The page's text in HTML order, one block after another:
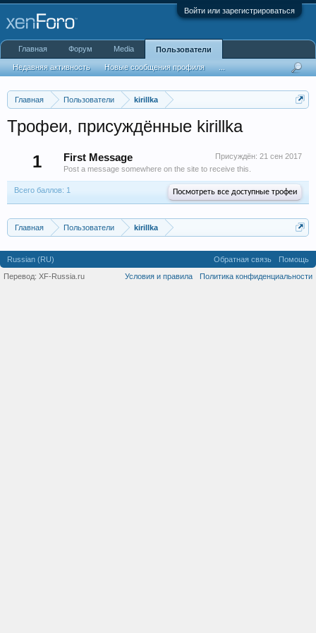
Войти или зарегистрироваться
Главная Пользователи kirillka
Трофеи, присуждённые kirillka
1
Присуждён: 21 сен 2017
First Message
Post a message somewhere on the site to receive this.
Всего баллов: 1 Посмотреть все доступные трофеи
Главная Пользователи kirillka
Главная Форум Media Пользователи
Недавняя активность Новые сообщения профиля
Russian (RU) Обратная связь
Помощь
Условия и правила
Политика конфиденциальности
Перевод: XF-Russia.ru